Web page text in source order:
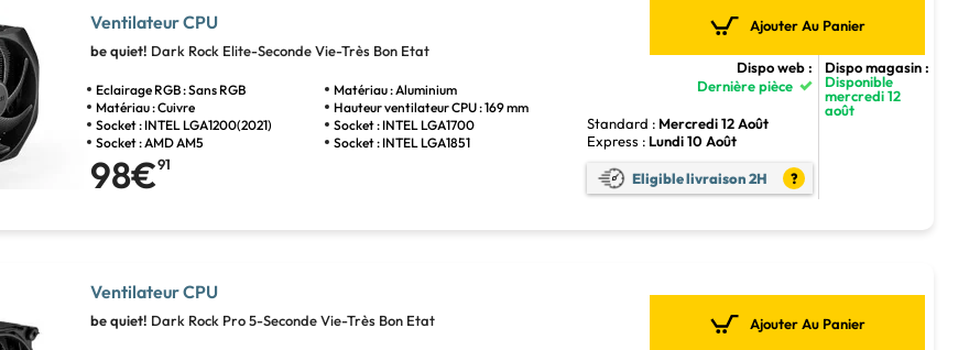
Ventilateur CPU
be quiet! Dark Rock Elite-Seconde Vie-Très Bon Etat
Eclairage RGB : Sans RGB
Matériau : Aluminium
Matériau : Cuivre
Hauteur ventilateur CPU : 169 mm
Socket : INTEL LGA1200(2021)
Socket : INTEL LGA1700
Socket : AMD AM5
Socket : INTEL LGA1851
98€91
Ajouter Au Panier
Dispo web :
Dernière pièce
Standard : Mercredi 12 Août
Express : Lundi 10 Août
Eligible livraison 2H ?
Dispo magasin :
Disponible
mercredi 12
août
Ventilateur CPU
be quiet! Dark Rock Pro 5-Seconde Vie-Très Bon Etat Ajouter Au Panier